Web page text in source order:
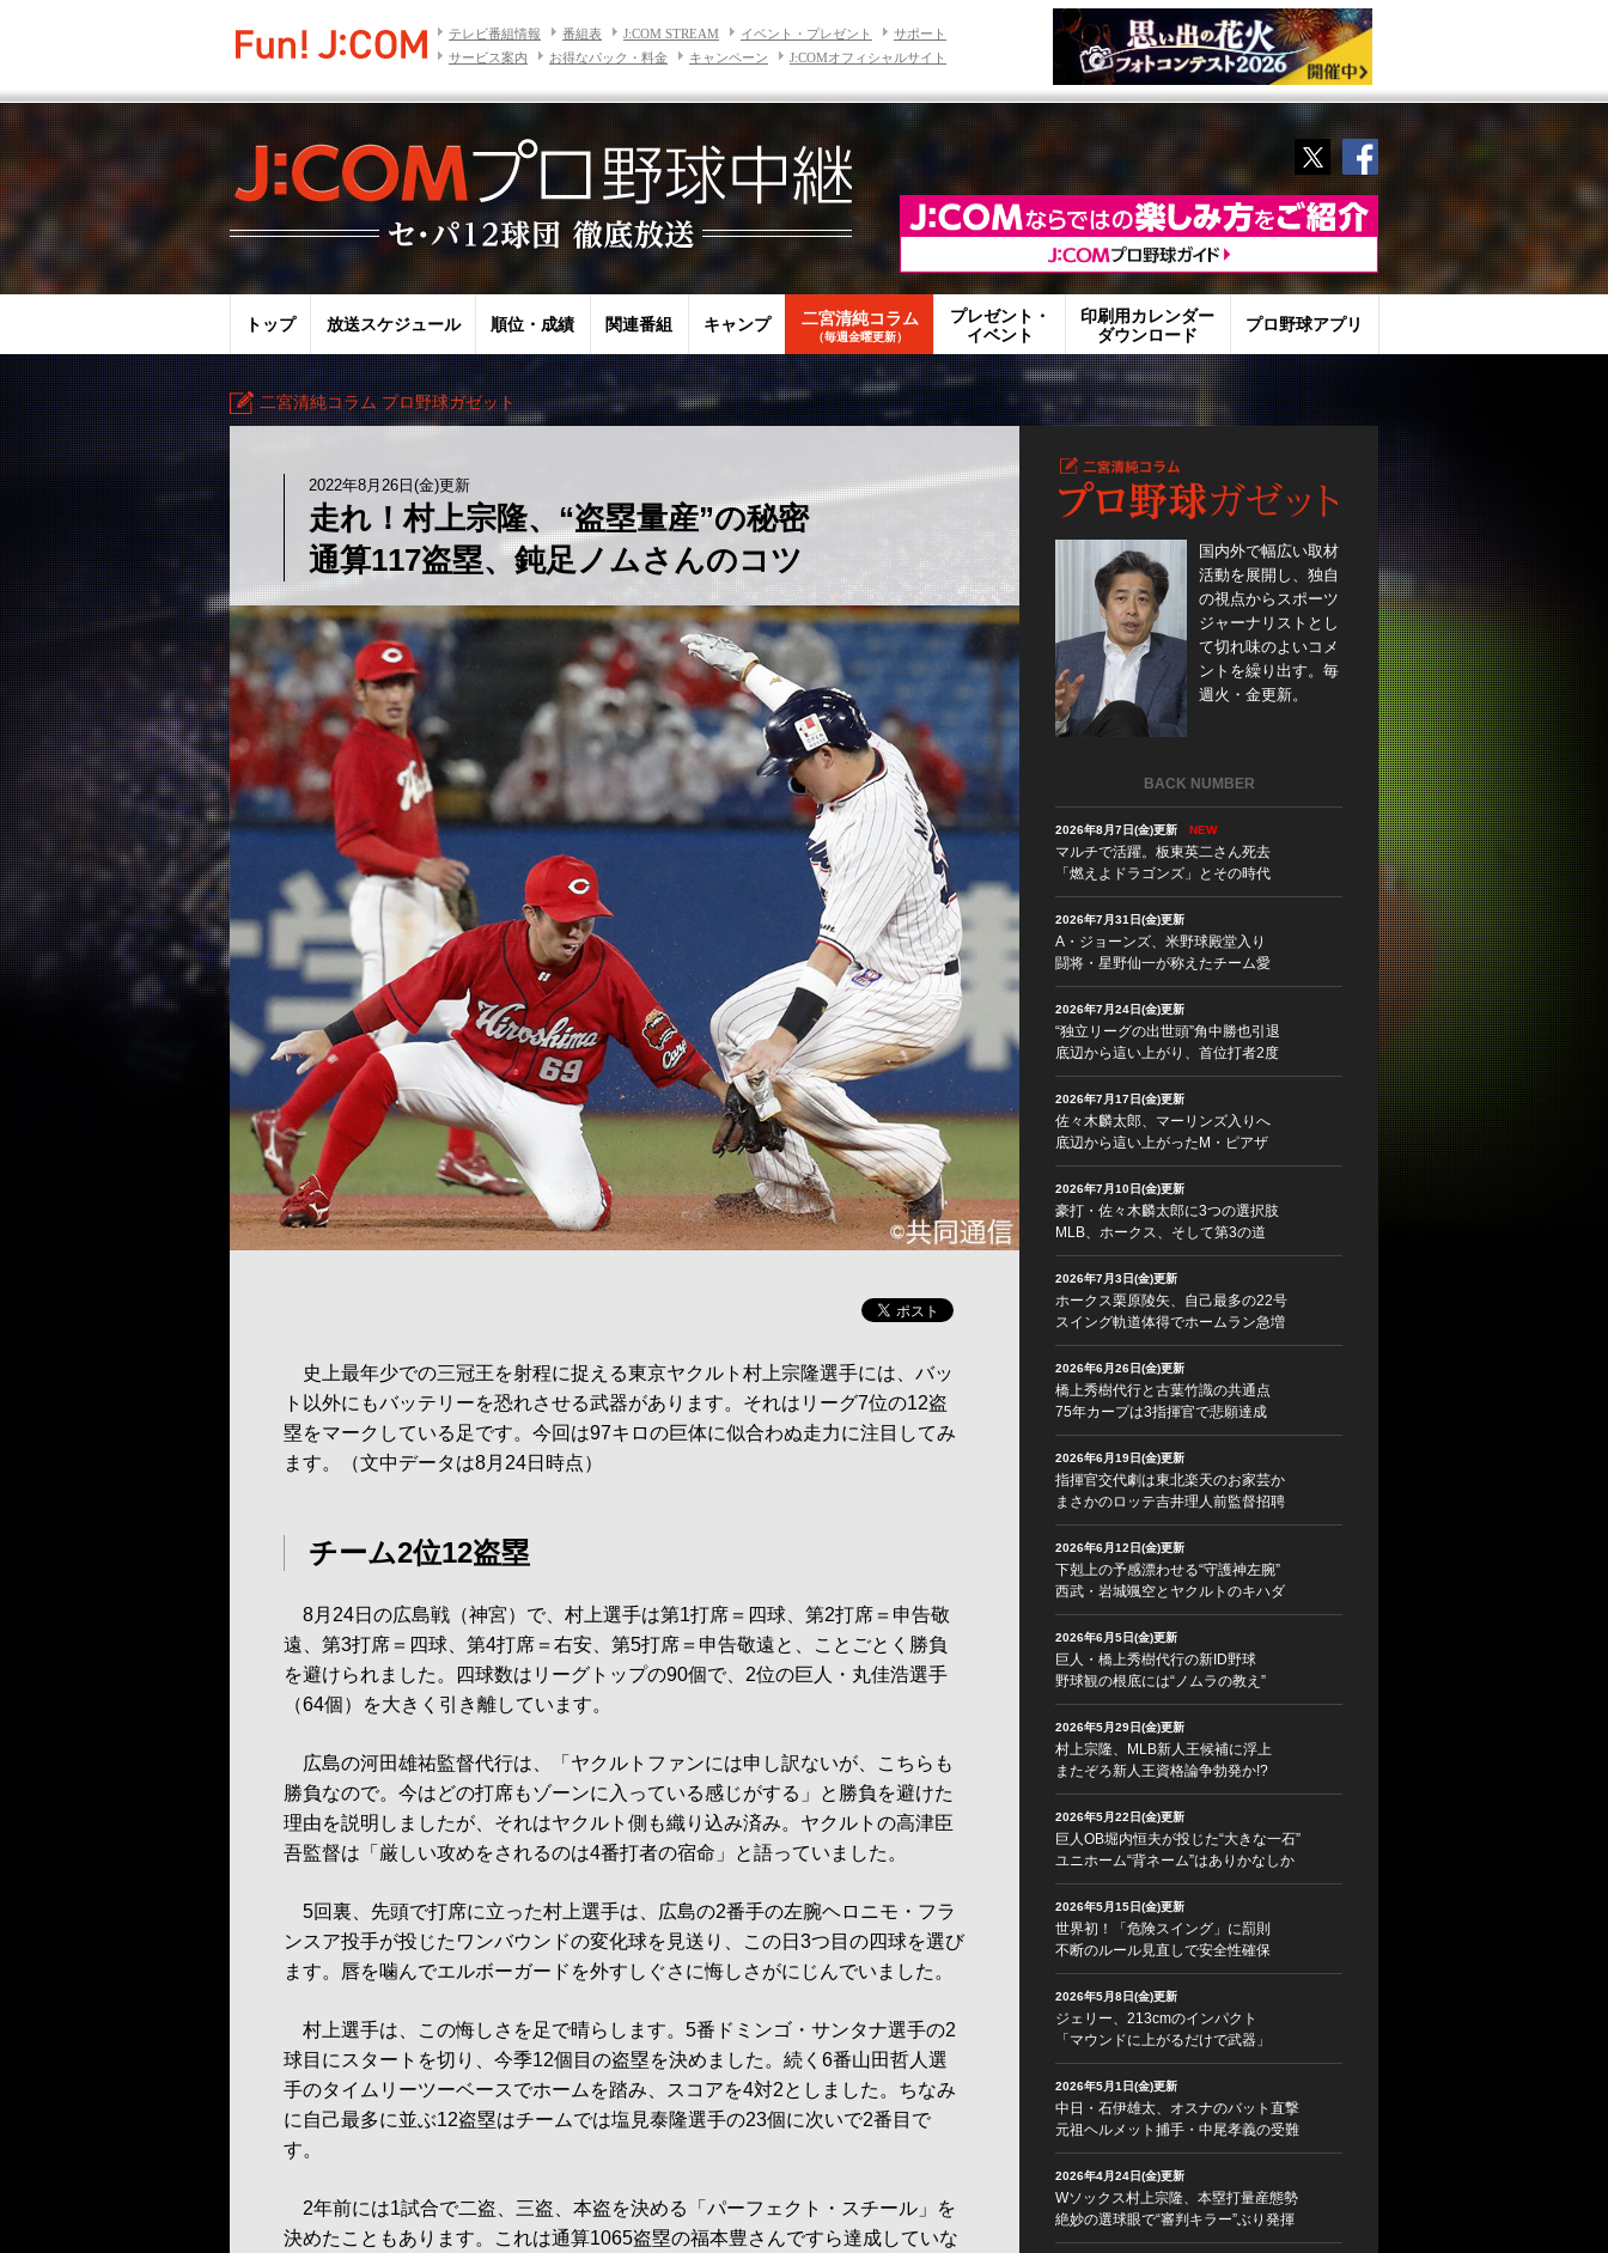
テレビ番組情報 番組表 J:COM STREAM イベント・プレゼント
サポート
サービス案内
お得なパック・料金 キャンペーン J:COMオフィシャルサイト
TwitterFacebook
トップ 放送スケジュール 順位・成績 関連番組 キャンプ 二宮清純コラム
（毎週金曜更新）
プレゼント・
イベント
印刷用カレンダー
ダウンロード
プロ野球アプリ
二宮清純コラム プロ野球ガゼット
2022年8月26日(金)更新
走れ！村上宗隆、“盗塁量産”の秘密
通算117盗塁、鈍足ノムさんのコツ
史上最年少での三冠王を射程に捉える東京ヤクルト村上宗隆選手には、バッ
ト以外にもバッテリーを恐れさせる武器があります。それはリーグ7位の12盗
塁をマークしている足です。今回は97キロの巨体に似合わぬ走力に注目してみ
ます。（文中データは8月24日時点）
チーム2位12盗塁
8月24日の広島戦（神宮）で、村上選手は第1打席＝四球、第2打席＝申告敬
遠、第3打席＝四球、第4打席＝右安、第5打席＝申告敬遠と、ことごとく勝負
を避けられました。四球数はリーグトップの90個で、2位の巨人・丸佳浩選手
（64個）を大きく引き離しています。
広島の河田雄祐監督代行は、「ヤクルトファンには申し訳ないが、こちらも
勝負なので。今はどの打席もゾーンに入っている感じがする」と勝負を避けた
理由を説明しましたが、それはヤクルト側も織り込み済み。ヤクルトの高津臣
吾監督は「厳しい攻めをされるのは4番打者の宿命」と語っていました。
5回裏、先頭で打席に立った村上選手は、広島の2番手の左腕ヘロニモ・フラ
ンスア投手が投じたワンバウンドの変化球を見送り、この日3つ目の四球を選び
ます。唇を噛んでエルボーガードを外すしぐさに悔しさがにじんでいました。
村上選手は、この悔しさを足で晴らします。5番ドミンゴ・サンタナ選手の2
球目にスタートを切り、今季12個目の盗塁を決めました。続く6番山田哲人選
手のタイムリーツーベースでホームを踏み、スコアを4対2としました。ちなみ
に自己最多に並ぶ12盗塁はチームでは塩見泰隆選手の23個に次いで2番目で
す。
2年前には1試合で二盗、三盗、本盗を決める「パーフェクト・スチール」を
決めたこともあります。これは通算1065盗塁の福本豊さんですら達成していな
国内外で幅広い取材
活動を展開し、独自
の視点からスポーツ
ジャーナリストとし
て切れ味のよいコメ
ントを繰り出す。毎
週火・金更新。
BACK NUMBER
2026年8月7日(金)更新 NEW
マルチで活躍。板東英二さん死去
「燃えよドラゴンズ」とその時代
2026年7月31日(金)更新
A・ジョーンズ、米野球殿堂入り
闘将・星野仙一が称えたチーム愛
2026年7月24日(金)更新
“独立リーグの出世頭”角中勝也引退
底辺から這い上がり、首位打者2度
2026年7月17日(金)更新
佐々木麟太郎、マーリンズ入りへ
底辺から這い上がったM・ピアザ
2026年7月10日(金)更新
豪打・佐々木麟太郎に3つの選択肢
MLB、ホークス、そして第3の道
2026年7月3日(金)更新
ホークス栗原陵矢、自己最多の22号
スイング軌道体得でホームラン急増
2026年6月26日(金)更新
橋上秀樹代行と古葉竹識の共通点
75年カープは3指揮官で悲願達成
2026年6月19日(金)更新
指揮官交代劇は東北楽天のお家芸か
まさかのロッテ吉井理人前監督招聘
2026年6月12日(金)更新
下剋上の予感漂わせる“守護神左腕”
西武・岩城颯空とヤクルトのキハダ
2026年6月5日(金)更新
巨人・橋上秀樹代行の新ID野球
野球観の根底には“ノムラの教え”
2026年5月29日(金)更新
村上宗隆、MLB新人王候補に浮上
またぞろ新人王資格論争勃発か!?
2026年5月22日(金)更新
巨人OB堀内恒夫が投じた“大きな一石”
ユニホーム“背ネーム”はありかなしか
2026年5月15日(金)更新
世界初！「危険スイング」に罰則
不断のルール見直しで安全性確保
2026年5月8日(金)更新
ジェリー、213cmのインパクト
「マウンドに上がるだけで武器」
2026年5月1日(金)更新
中日・石伊雄太、オスナのバット直撃
元祖ヘルメット捕手・中尾孝義の受難
2026年4月24日(金)更新
Wソックス村上宗隆、本塁打量産態勢
絶妙の選球眼で“審判キラー”ぶり発揮